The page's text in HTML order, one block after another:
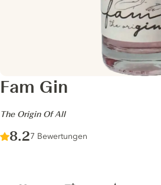
Fam Gin
-The Origin Of All
Score :
8.2/ 10
7 Bewertungen